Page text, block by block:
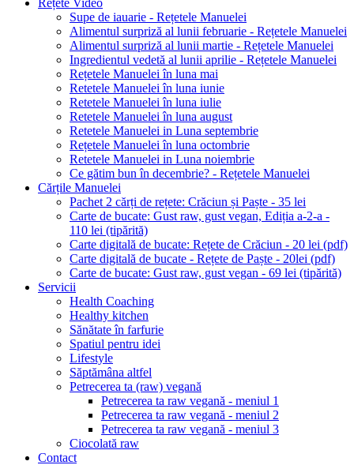
Rețete Video
Supe de iauarie - Rețetele Manuelei
Alimentul surpriză al lunii februarie - Rețetele Manuelei
Alimentul surpriză al lunii martie - Rețetele Manuelei
Ingredientul vedetă al lunii aprilie - Rețetele Manuelei
Rețetele Manuelei în luna mai
Retetele Manuelei în luna iunie
Retetele Manuelei în luna iulie
Retetele Manuelei în luna august
Retetele Manuelei in Luna septembrie
Rețetele Manuelei în luna octombrie
Retetele Manuelei in Luna noiembrie
Ce gătim bun în decembrie? - Rețetele Manuelei
Cărțile Manuelei
Pachet 2 cărți de rețete: Crăciun și Paște - 35 lei
Carte de bucate: Gust raw, gust vegan, Ediția a-2-a -
110 lei (tipărită)
Carte digitală de bucate: Rețete de Crăciun - 20 lei (pdf)
Carte digitală de bucate - Rețete de Paște - 20lei (pdf)
Carte de bucate: Gust raw, gust vegan - 69 lei (tipărită)
Servicii
Health Coaching
Healthy kitchen
Sănătate în farfurie
Spatiul pentru idei
Lifestyle
Săptămâna altfel
Petrecerea ta (raw) vegană
Petrecerea ta raw vegană - meniul 1
Petrecerea ta raw vegană - meniul 2
Petrecerea ta raw vegană - meniul 3
Ciocolată raw
Contact